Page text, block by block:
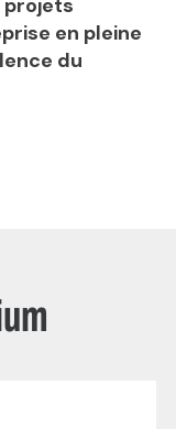
en pleine
du